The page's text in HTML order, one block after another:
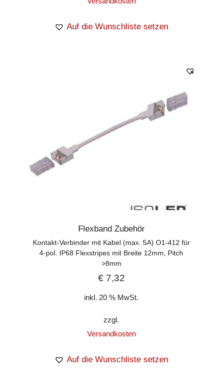
Auf die Wunschliste setzen
Flexband Zubehör
Kontakt-Verbinder mit Kabel (max. 5A) O1-412 für
4-pol. IP68 Flexstripes mit Breite 12mm, Pitch
>8mm
€7,32
inkl. 20 % MwSt.
zzgl.
Versandkosten
Auf die Wunschliste setzen